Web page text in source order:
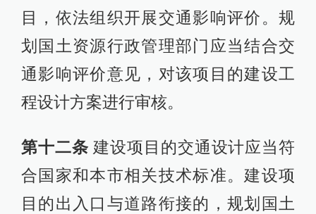
目，依法组织开展交通影响评价。规
划国土资源行政管理部门应当结合交
通影响评价意见，对该项目的建设工
程设计方案进行审核。
第十二条 建设项目的交通设计应当符
合国家和本市相关技术标准。建设项
目的出入口与道路衔接的，规划国土